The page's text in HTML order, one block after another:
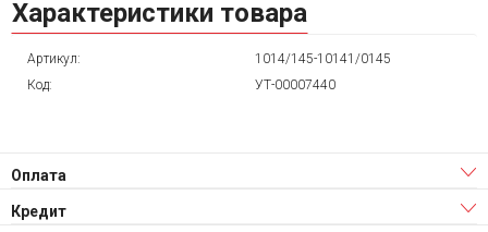
Характеристики товара
Артикул:
1014/145-10141/0145
Код:
УТ-00007440
Оплата
Кредит